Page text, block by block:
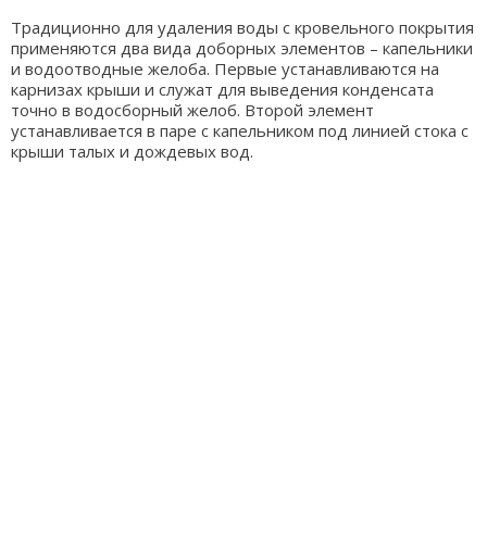
Традиционно для удаления воды с кровельного покрытия
применяются два вида доборных элементов – капельники
и водоотводные желоба. Первые устанавливаются на
карнизах крыши и служат для выведения конденсата
точно в водосборный желоб. Второй элемент
устанавливается в паре с капельником под линией стока с
крыши талых и дождевых вод.